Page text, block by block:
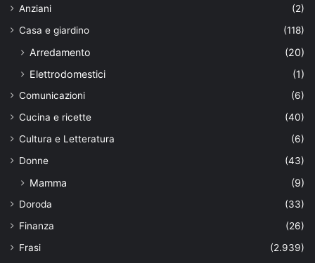
Anziani
(2)
Casa e giardino
(118)
Arredamento
(20)
Elettrodomestici
(1)
Comunicazioni
(6)
Cucina e ricette
(40)
Cultura e Letteratura
(6)
Donne
(43)
Mamma (9)
Doroda
(33)
Finanza
(26)
Frasi
(2.939)